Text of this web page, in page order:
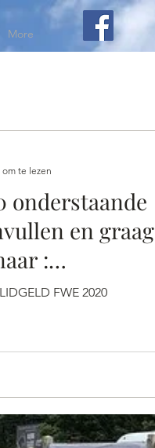
More
onderstaande
en graag
:
FWE 2020
te lezen